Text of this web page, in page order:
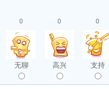
0
无聊
0
高兴
0
支持